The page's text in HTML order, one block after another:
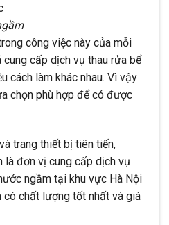
công việc này của mỗi
cấp dịch vụ thau rửa bể
cách làm khác nhau. Vì vậy
chọn phù hợp để có được
trang thiết bị tiên tiến,
đơn vị cung cấp dịch vụ
ngầm tại khu vực Hà Nội
có chất lượng tốt nhất và giá